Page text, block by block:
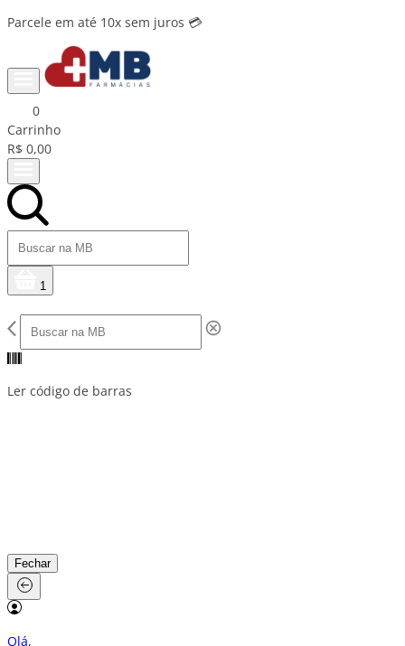
Parcele em até 10x sem juros 💳
0
Carrinho
R$ 0,00
1
Ler código de barras
Fechar
Olá,